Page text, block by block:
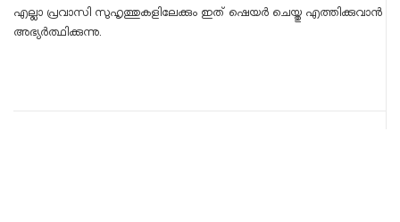
എല്ലാ പ്രവാസി സുഹൃത്തുകളിലേക്കും ഇത് ഷെയർ ചെയ്തു എത്തിക്കുവാൻ
അഭ്യർത്ഥിക്കുന്നു.